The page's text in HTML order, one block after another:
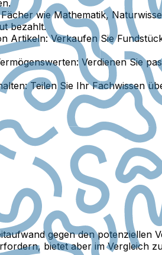
wie Mathematik,
bezahlt.
Artikeln:Verkaufen Sie
Verdienen Sie
Teilen Sie Ihr Fachwissen
gegen den potenziellen
bietet aber im Vergleich